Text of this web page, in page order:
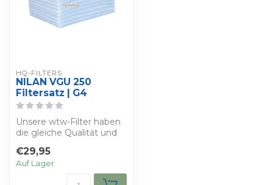
HQ-FILTERS
NILAN VGU 250
Filtersatz | G4
Unsere wtw-Filter haben
die gleiche Qualität und
Eigenschaften wie ...
€29,95
Auf Lager